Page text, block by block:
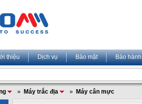
thiệu Dịch vụ Bảo mật Bảo hành
» Máy trắc địa » Máy cân mực